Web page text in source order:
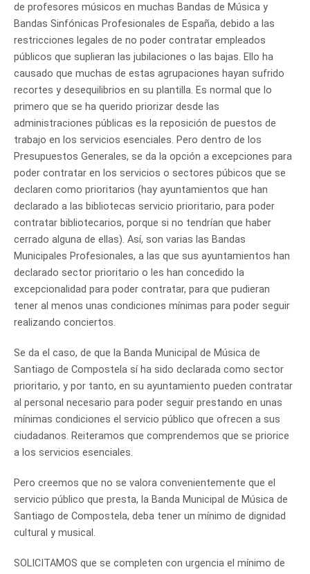
de profesores músicos en muchas Bandas de Música y
Bandas Sinfónicas Profesionales de España, debido a las
restricciones legales de no poder contratar empleados
públicos que suplieran las jubilaciones o las bajas. Ello ha
causado que muchas de estas agrupaciones hayan sufrido
recortes y desequilibrios en su plantilla. Es normal que lo
primero que se ha querido priorizar desde las
administraciones públicas es la reposición de puestos de
trabajo en los servicios esenciales. Pero dentro de los
Presupuestos Generales, se da la opción a excepciones para
poder contratar en los servicios o sectores púbicos que se
declaren como prioritarios (hay ayuntamientos que han
declarado a las bibliotecas servicio prioritario, para poder
contratar bibliotecarios, porque si no tendrían que haber
cerrado alguna de ellas). Así, son varias las Bandas
Municipales Profesionales, a las que sus ayuntamientos han
declarado sector prioritario o les han concedido la
excepcionalidad para poder contratar, para que pudieran
tener al menos unas condiciones mínimas para poder seguir
realizando conciertos.
Se da el caso, de que la Banda Municipal de Música de
Santiago de Compostela sí ha sido declarada como sector
prioritario, y por tanto, en su ayuntamiento pueden contratar
al personal necesario para poder seguir prestando en unas
mínimas condiciones el servicio público que ofrecen a sus
ciudadanos. Reiteramos que comprendemos que se priorice
a los servicios esenciales.
Pero creemos que no se valora convenientemente que el
servicio público que presta, la Banda Municipal de Música de
Santiago de Compostela, deba tener un mínimo de dignidad
cultural y musical.
SOLICITAMOS que se completen con urgencia el mínimo de